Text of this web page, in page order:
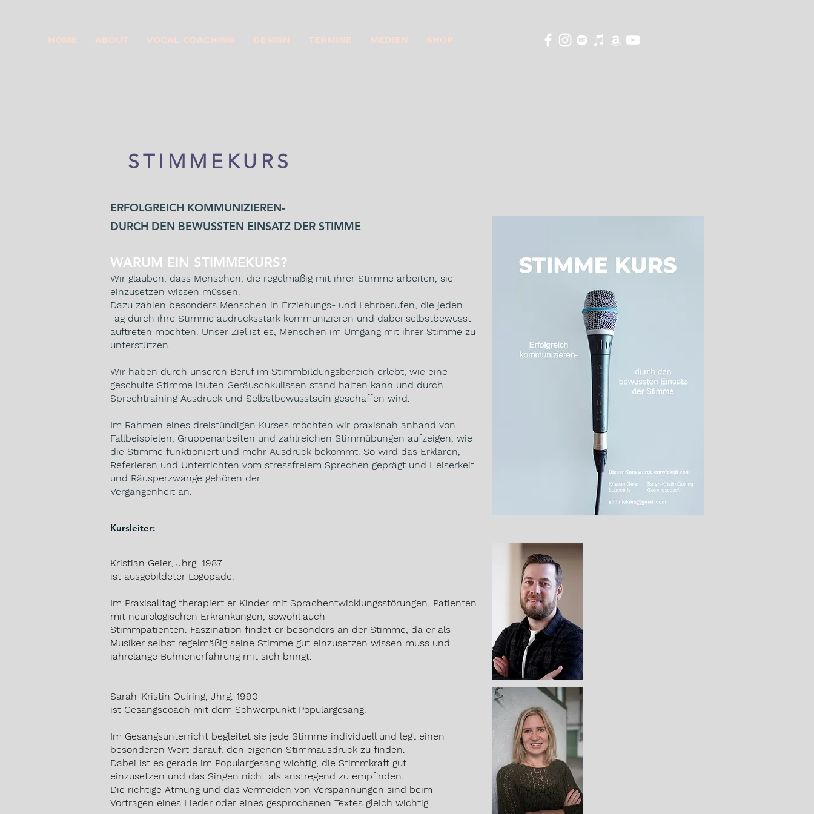
HOME ABOUT VOCAL COACHING DESIGN TERMINE MEDIEN SHOP
STIMMEKURS
ERFOLGREICH KOMMUNIZIEREN-
DURCH DEN BEWUSSTEN EINSATZ DER STIMME
WARUM EIN STIMMEKURS?
Wir glauben, dass Menschen, die regelmäßig mit ihrer Stimme arbeiten, sie
einzusetzen wissen müssen.
Dazu zählen besonders Menschen in Erziehungs- und Lehrberufen, die jeden
Tag durch ihre Stimme audrucksstark kommunizieren und dabei selbstbewusst
auftreten möchten. Unser Ziel ist es, Menschen im Umgang mit ihrer Stimme zu
unterstützen.
Wir haben durch unseren Beruf im Stimmbildungsbereich erlebt, wie eine
geschulte Stimme lauten Geräuschkulissen stand halten kann und durch
Sprechtraining Ausdruck und Selbstbewusstsein geschaffen wird.
Im Rahmen eines dreistündigen Kurses möchten wir praxisnah anhand von
Fallbeispielen, Gruppenarbeiten und zahlreichen Stimmübungen aufzeigen, wie
die Stimme funktioniert und mehr Ausdruck bekommt. So wird das Erklären,
Referieren und Unterrichten vom stressfreiem Sprechen geprägt und Heiserkeit
und Räusperzwänge gehören der
Vergangenheit an.
​Kursleiter:
Kristian Geier, Jhrg. 1987
ist ausgebildeter Logopäde.
Im Praxisalltag therapiert er Kinder mit Sprachentwicklungsstörungen, Patienten
mit neurologischen Erkrankungen, sowohl auch
Stimmpatienten. Faszination findet er besonders an der Stimme, da er als
Musiker selbst regelmäßig seine Stimme gut einzusetzen wissen muss und
jahrelange Bühnenerfahrung mit sich bringt.
Sarah-Kristin Quiring, Jhrg. 1990
ist Gesangscoach mit dem Schwerpunkt Populargesang.
Im Gesangsunterricht begleitet sie jede Stimme individuell und legt einen
besonderen Wert darauf, den eigenen Stimmausdruck zu finden.
Dabei ist es gerade im Populargesang wichtig, die Stimmkraft gut
einzusetzen und das Singen nicht als anstregend zu empfinden.
Die richtige Atmung und das Vermeiden von Verspannungen sind beim
Vortragen eines Lieder oder eines gesprochenen Textes gleich wichtig.